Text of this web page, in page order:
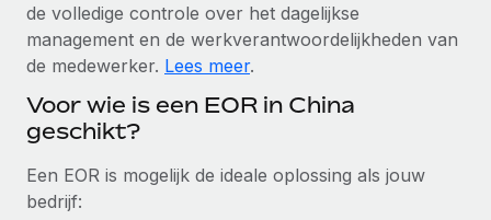
Entiteiten oprichten
Stel snel compliant entiteiten op
Mobiliteit en overplaatsing
Plaats werknemers moeiteloos over
Secundaire arbeidsvoorwaarden
Eenvoudig secundaire arbeidsvoorwaarden
De strategische samenwerking tussen
Reverse Tech en Remote voor zzp- en payroll-
beheer
Reverse Tech in een oogopslag Reverse Tech, een start-
Meer informatie
Contractor Management
Belastingen
Naar de blog
BLOG
de volledige controle over het dagelijkse
management en de werkverantwoordelijkheden van
de medewerker. Lees meer.
Voor wie is een EOR in China
geschikt?
Een EOR is mogelijk de ideale oplossing als jouw
bedrijf: